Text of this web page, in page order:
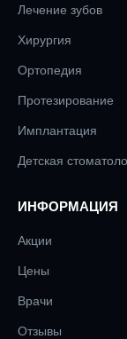
Лечение зубов
Хирургия
Ортопедия
Протезирование
Имплантация
Детская
ИНФОРМАЦИЯ
Акции
Цены
Врачи
Отзывы